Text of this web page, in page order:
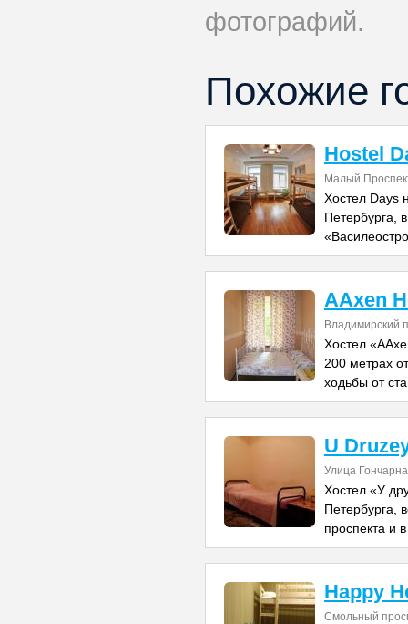
фотографий.
Похожие
Hostel
Малый
Хостел Days
Петербурга,
AAxen
Владимирский
Хостел
200 метрах
ходьбы от
U
Улица
Хостел «У
Петербурга,
проспекта и
Happy
Смольный